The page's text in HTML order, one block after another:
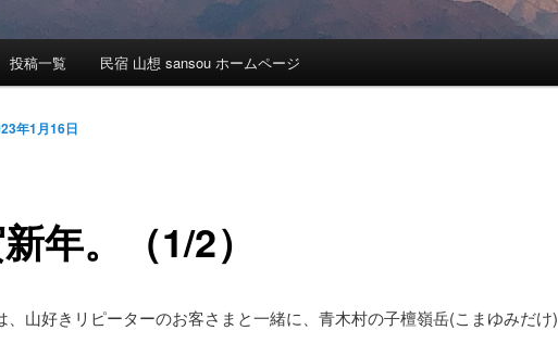
投稿一覧 民宿 山想 sansou ホームページ
年。（1/2）
年1月16日
、山好きリピーターのお客さまと一緒に、青木村の子檀嶺岳(こまゆみだけ)